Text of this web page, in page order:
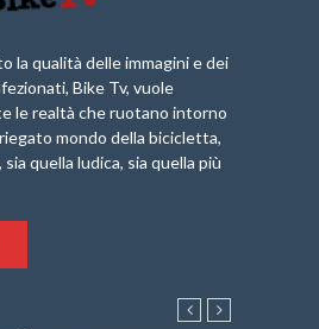
la qualità delle immagini e dei
Bike Tv, vuole
le realtà che ruotano intorno
mondo della bicicletta,
quella ludica, sia quella più